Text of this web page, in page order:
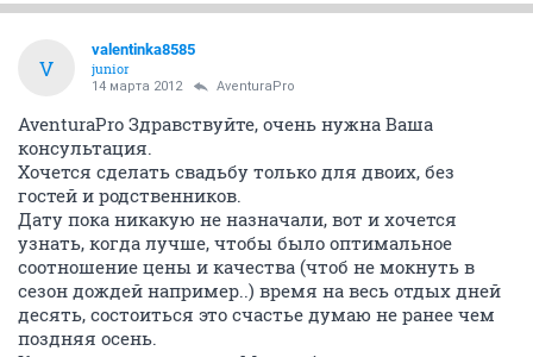
V
valentinka8585
junior
14 марта 2012 AventuraPro
AventuraPro Здравствуйте, очень нужна Ваша
консультация.
Хочется сделать свадьбу только для двоих, без
гостей и родственников.
Дату пока никакую не назначали, вот и хочется
узнать, когда лучше, чтобы было оптимальное
соотношение цены и качества (чтоб не мокнуть в
сезон дождей например..) время на весь отдых дней
десять, состоиться это счастье думаю не ранее чем
поздняя осень.